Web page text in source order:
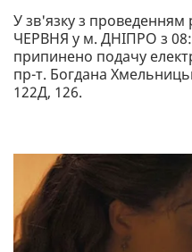
У зв'язку з проведенням
ЧЕРВНЯ у м. ДНІПРО з
припинено подачу
пр-т. Богдана
122Д, 126.